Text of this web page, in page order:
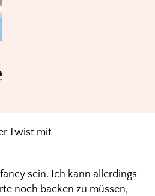
Twist mit
sein. Ich kann allerdings
noch backen zu müssen,